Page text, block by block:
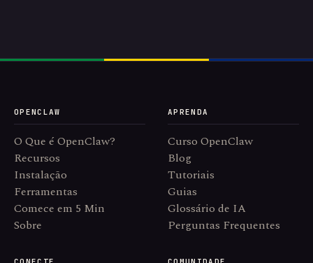
OPENCLAW
O Que é OpenClaw?
Recursos
Instalação
Ferramentas
Comece em 5 Min
Sobre
APRENDA
Curso OpenClaw
Blog
Tutoriais
Guias
Glossário de IA
Perguntas Frequentes